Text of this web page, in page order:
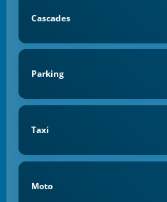
Cascades
Parking
Taxi
Moto